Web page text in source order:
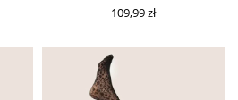
109,99 zł